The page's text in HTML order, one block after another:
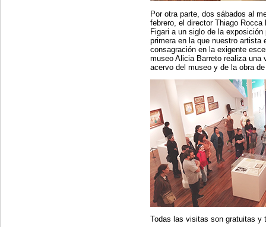
Por otra parte, dos sábados al
febrero, el director Thiago
Figari a un siglo de la
primera en la que nuestro artista
consagración en la exigente
museo Alicia Barreto realiza
acervo del museo y de la obra
Todas las visitas son gratuitas y